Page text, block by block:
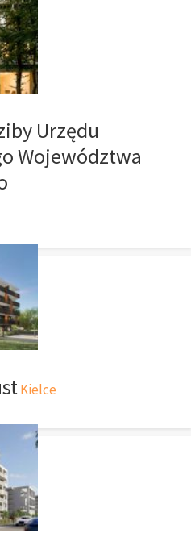
Urzędu
Województwa
Kielce